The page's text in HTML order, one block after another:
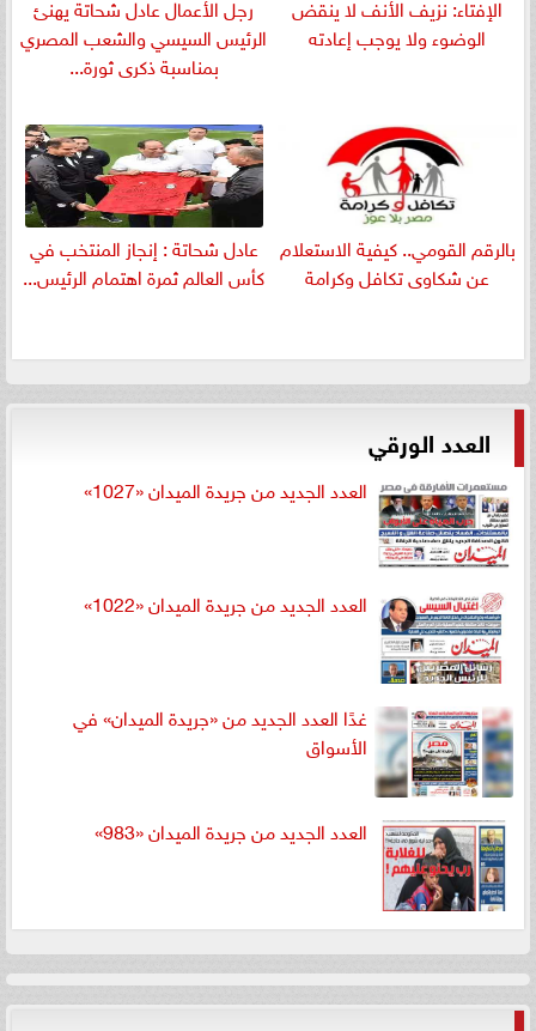
الإفتاء: نزيف الأنف لا ينقض
الوضوء ولا يوجب إعادته
رجل الأعمال عادل شحاتة يهنئ
الرئيس السيسي والشعب المصري
بمناسبة ذكرى ثورة...
بالرقم القومي.. كيفية الاستعلام
عن شكاوى تكافل وكرامة
عادل شحاتة : إنجاز المنتخب في
كأس العالم ثمرة اهتمام الرئيس...
العدد الورقي
العدد الجديد من جريدة الميدان «1027»
العدد الجديد من جريدة الميدان «1022»
غدًا العدد الجديد من «جريدة الميدان» في
الأسواق
العدد الجديد من جريدة الميدان «983»